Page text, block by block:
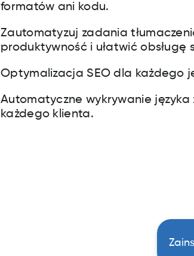
formatów ani kodu.
Zautomatyzuj zadania
produktywność i ułatwić obsługę
Optymalizacja SEO dla każdego
Automatyczne wykrywanie języka
każdego klienta.